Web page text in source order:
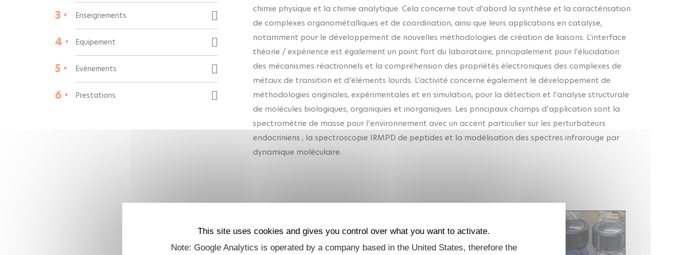
3 • Enseignements
4 • Equipement
5 • Evènements
6 • Prestations
chimie physique et la chimie analytique. Cela concerne tout d’abord la synthèse et la caractérisation
de complexes organométalliques et de coordination, ainsi que leurs applications en catalyse,
notamment pour le développement de nouvelles méthodologies de création de liaisons. L’interface
théorie / expérience est également un point fort du laboratoire, principalement pour l’élucidation
des mécanismes réactionnels et la compréhension des propriétés électroniques des complexes de
métaux de transition et d’éléments lourds. L’activité concerne également le développement de
méthodologies originales, expérimentales et en simulation, pour la détection et l’analyse structurale
de molécules biologiques, organiques et inorganiques. Les principaux champs d’application sont la
spectrométrie de masse pour l’environnement avec un accent particulier sur les perturbateurs
endocriniens ; la spectroscopie IRMPD de peptides et la modélisation des spectres infrarouge par
dynamique moléculaire.
This site uses cookies and gives you control over what you want to activate.
Note: Google Analytics is operated by a company based in the United States, therefore the